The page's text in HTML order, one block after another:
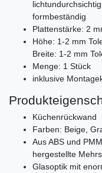
formbeständig
Plattenstärke: 2
Höhe: 1-2 mm
Breite: 1-2 mm
Menge: 1 Stück
inklusive
Küchenrückwand
Farben: Beige,
Aus ABS und
hergestellte
Glasoptik mit